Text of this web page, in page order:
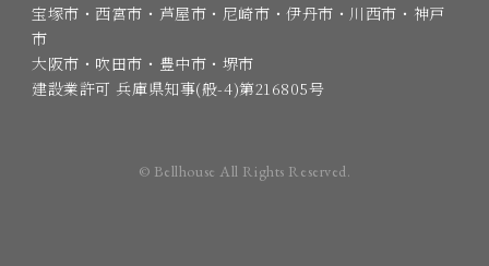
宝塚市・西宮市・芦屋市・尼崎市・伊丹市・川西市・神戸
市
大阪市・吹田市・豊中市・堺市
建設業許可 兵庫県知事(般-4)第216805号
© Bellhouse All Rights Reserved.